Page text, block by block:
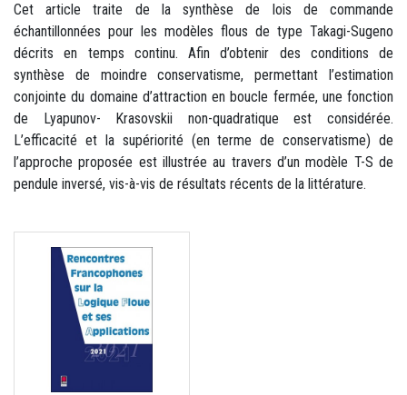
Cet article traite de la synthèse de lois de commande
échantillonnées pour les modèles flous de type Takagi-Sugeno
décrits en temps continu. Afin d’obtenir des conditions de
synthèse de moindre conservatisme, permettant l’estimation
conjointe du domaine d’attraction en boucle fermée, une fonction
de Lyapunov- Krasovskii non-quadratique est considérée.
L’efficacité et la supériorité (en terme de conservatisme) de
l’approche proposée est illustrée au travers d’un modèle T-S de
pendule inversé, vis-à-vis de résultats récents de la littérature.